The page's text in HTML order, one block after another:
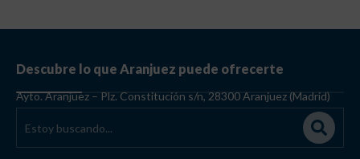
Cortes de tráfico
Archivo Municipal